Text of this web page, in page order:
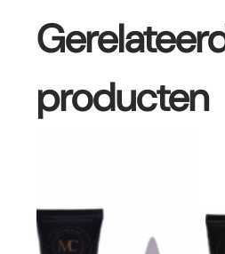
producten